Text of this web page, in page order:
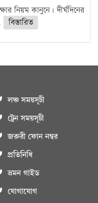
নিয়ম কানুনে। দীর্ঘদিনের
বিস্তারিত
লঞ্চ সময়সূচী
ট্রেন সময়সূচী
জরুরী ফোন নম্বর
প্রতিনিধি
ভ্রমন গাইড
যোগাযোগ